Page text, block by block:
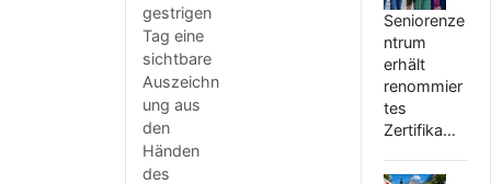
gestrigen
Tag eine
sichtbare
Auszeichn
ung aus
den
Händen
des
Seniorenze
ntrum
erhält
renommier
tes
Zertifika…